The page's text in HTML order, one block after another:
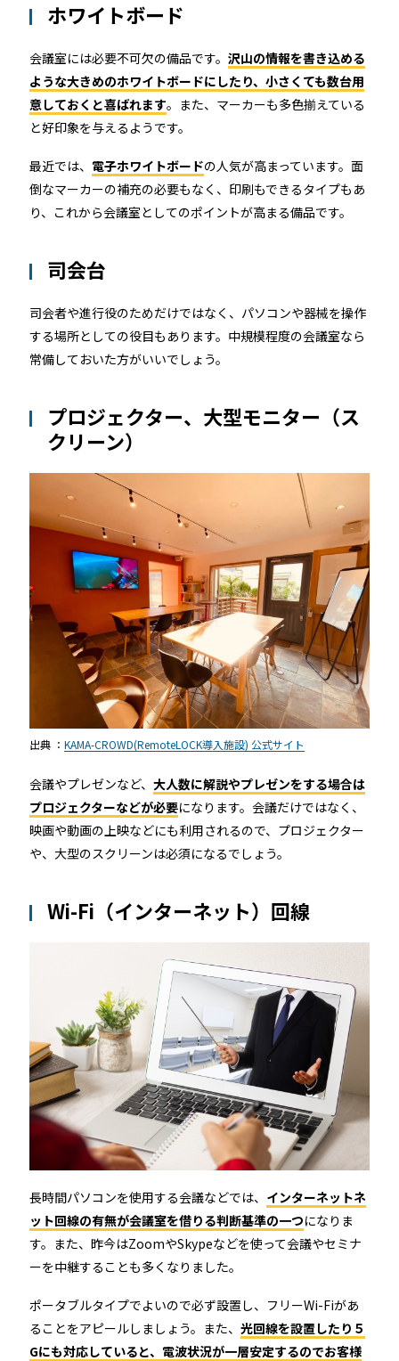
ホワイトボード
会議室には必要不可欠の備品です。 沢山の情報を書き込める
ような大きめのホワイトボードにしたり、小さくても数台用
意しておくと喜ばれます。また、マーカーも多色揃えている
と好印象を与えるようです。
最近では、 電子ホワイトボードの人気が高まっています。面
倒なマーカーの補充の必要もなく、印刷もできるタイプもあ
り、これから会議室としてのポイントが高まる備品です。
司会台
司会者や進行役のためだけではなく、パソコンや器械を操作
する場所としての役目もあります。中規模程度の会議室なら
常備しておいた方がいいでしょう。
プロジェクター、大型モニター（ス
クリーン）
出典 ： KAMA-CROWD(RemoteLOCK導入施設) 公式サイト
会議やプレゼンなど、 大人数に解説やプレゼンをする場合は
プロジェクターなどが必要になります。会議だけではなく、
映画や動画の上映などにも利用されるので、プロジェクター
や、大型のスクリーンは必須になるでしょう。
Wi-Fi（インターネット）回線
長時間パソコンを使用する会議などでは、 インターネットネ
ット回線の有無が会議室を借りる判断基準の一つになりま
す。また、昨今はZoomやSkypeなどを使って会議やセミナ
ーを中継することも多くなりました。
ポータブルタイプでよいので必ず設置し、フリーWi-Fiがあ
ることをアピールしましょう。また、 光回線を設置したり５
Gにも対応していると、電波状況が一層安定するのでお客様